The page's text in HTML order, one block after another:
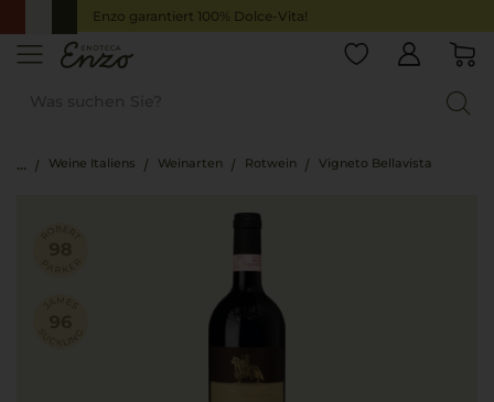
Enzo garantiert 100% Dolce-Vita!
Weine Italiens Weinarten Rotwein Vigneto Bellavista